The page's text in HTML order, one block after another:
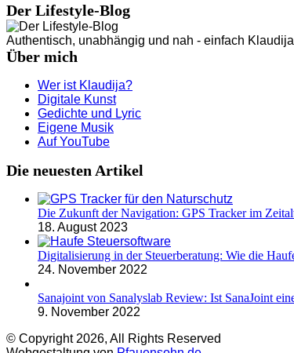
Der Lifestyle-Blog
Authentisch, unabhängig und nah - einfach
Über mich
Wer ist Klaudija?
Digitale Kunst
Gedichte und Lyric
Eigene Musik
Auf YouTube
Die neuesten Artikel
Die Zukunft der Navigation: GPS Tracker im
18. August 2023
Digitalisierung in der Steuerberatung: Wie die
24. November 2022
Sanajoint von Sanalyslab Review: Ist SanaJoint
9. November 2022
© Copyright 2026, All Rights Reserved